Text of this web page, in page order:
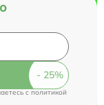
c политикой